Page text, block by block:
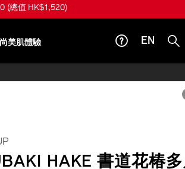
(總值 HK$1,520)
美肌體驗 EN
HAKE 書道花椿